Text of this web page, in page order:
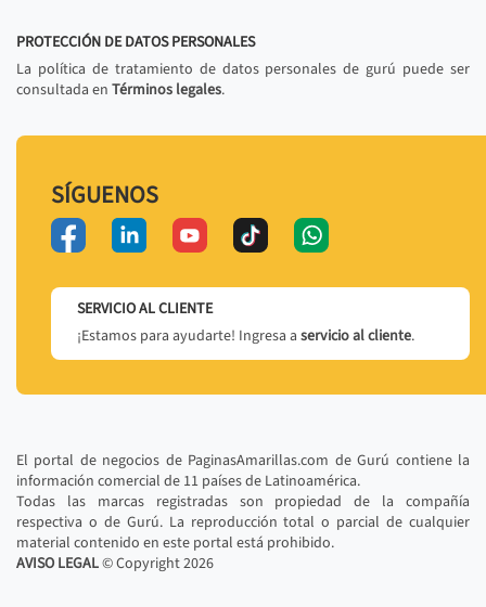
PROTECCIÓN DE DATOS PERSONALES
La política de tratamiento de datos personales de gurú puede ser
consultada en Términos legales.
SÍGUENOS
SERVICIO AL CLIENTE
¡Estamos para ayudarte! Ingresa a servicio al cliente.
El portal de negocios de PaginasAmarillas.com de Gurú contiene la
información comercial de 11 países de Latinoamérica.
Todas las marcas registradas son propiedad de la compañía
respectiva o de Gurú. La reproducción total o parcial de cualquier
material contenido en este portal está prohibido.
AVISO LEGAL© Copyright2026